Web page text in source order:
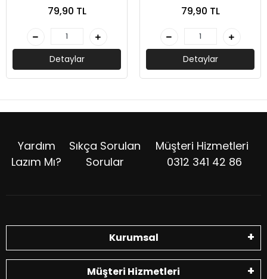
Yayıncılık
79,90 TL
Detaylar
79,90 TL
Detaylar
Yardım
Lazım Mı?
Sıkça Sorulan
Sorular
Müşteri Hizmetleri
0312 341 42 86
Kurumsal
Müşteri Hizmetleri